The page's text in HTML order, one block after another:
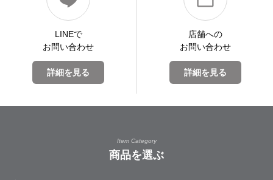
LINEで
お問い合わせ
詳細を見る
店舗への
お問い合わせ
詳細を見る
Item Category
商品を選ぶ